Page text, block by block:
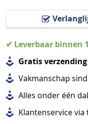
✔ Leverbaar binnen
Gratis verzending
Vakmanschap
Alles onder één
Klantenservice